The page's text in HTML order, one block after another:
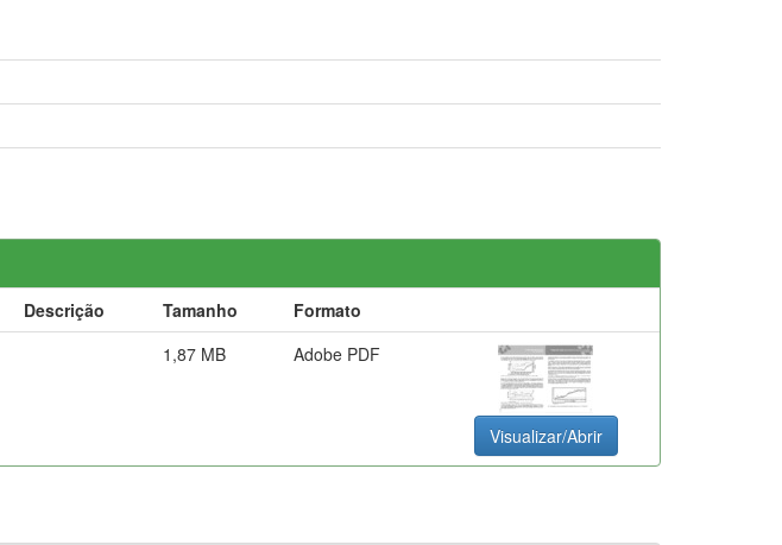
Descrição Tamanho
Formato
1,87 MB Adobe PDF
Visualizar/Abrir